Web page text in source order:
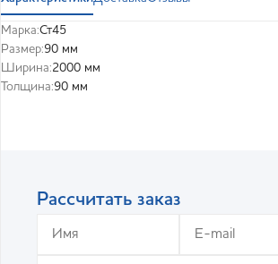
Марка:Ст45
Размер:90 мм
Ширина:2000 мм
Толщина:90 мм
Рассчитать заказ